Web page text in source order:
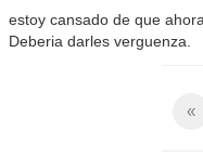
estoy cansado de que
Deberia darles verguenza.
«